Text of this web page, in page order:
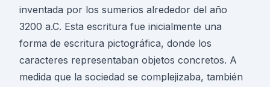
inventada por los sumerios alrededor del año
3200 a.C. Esta escritura fue inicialmente una
forma de escritura pictográfica, donde los
caracteres representaban objetos concretos. A
medida que la sociedad se complejizaba, también